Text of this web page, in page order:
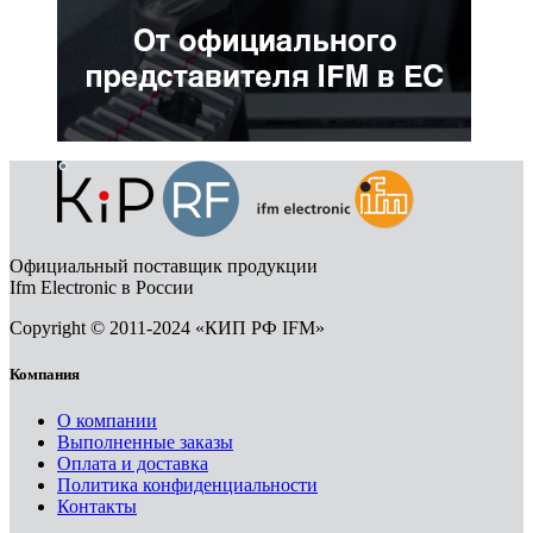
Официальный поставщик продукции
Ifm Electronic в России
Copyright © 2011-2024 «КИП РФ IFM»
Компания
О компании
Выполненные заказы
Оплата и доставка
Политика конфиденциальности
Контакты